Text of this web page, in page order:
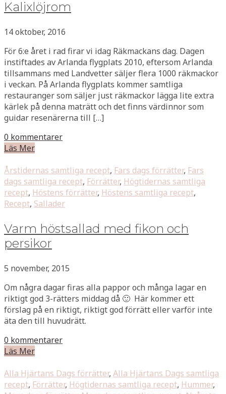
Kalixlöjrom
14 oktober, 2016
För 6:e året i rad firar vi idag Räkmackans dag. Dagen
instiftades av Arlanda flygplats 2010, eftersom Arlanda
tillsammans med Landvetter säljer flera 1000 räkmackor
i veckan. På Arlanda flygplats kommer samtliga
restauranger som säljer just räkmackor lägga lite extra
kärlek på denna maträtt och det finns värdinnor som
guidar resenärerna till […]
0 kommentarer
Läs Mer
Årstidernas samtliga recept, Fars dags förrätter, Fars
dags samtliga recept, Förrätter, Högtidernas samtliga
recept, Höstens förrätter, Höstens samtliga recept,
Recept, Sallader
Varm höstsallad med fikon och
persikor
5 november, 2015
Om några dagar firas alla pappor och många lagar en
riktigt god 3-rätters middag då 🙂 Här kommer ett
förslag på en riktigt, riktigt god förrätt eller varför inte
äta den till huvudrätt.
0 kommentarer
Läs Mer
Alla Hjärtans Dags förrätter, Alla Hjärtans Dags samtliga
recept, Förrätter, Högtidernas samtliga recept, Hummer,